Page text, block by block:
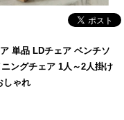
単品 LDチェア ベンチソ
ングチェア 1人～2人掛け
しゃれ